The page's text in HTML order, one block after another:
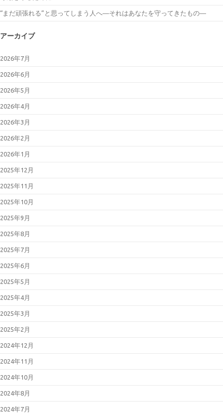
“まだ頑張れる”と思ってしまう人へ―それはあなたを守ってきたもの―
アーカイブ
2026年7月
2026年6月
2026年5月
2026年4月
2026年3月
2026年2月
2026年1月
2025年12月
2025年11月
2025年10月
2025年9月
2025年8月
2025年7月
2025年6月
2025年5月
2025年4月
2025年3月
2025年2月
2024年12月
2024年11月
2024年10月
2024年8月
2024年7月